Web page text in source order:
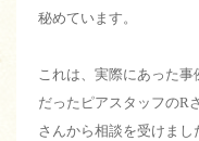
秘めています。
これは、実際にあった
だったピアスタッフのR
さんから相談を受けまし